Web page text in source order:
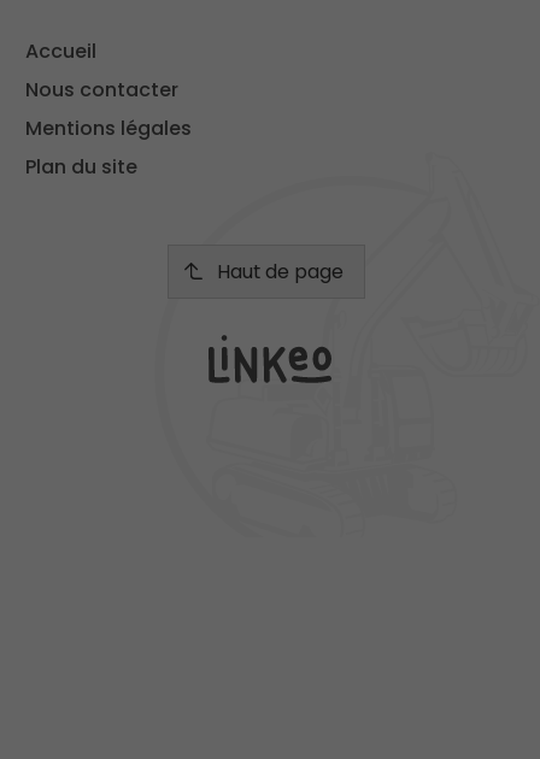
Accueil
Nous contacter
Mentions légales
Plan du site
Haut de page